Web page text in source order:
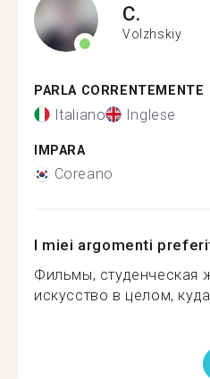
C.
Volzhskiy
PARLA CORRENTEMENTE
Italiano Inglese
IMPARA
Coreano
I miei argomenti
Фильмы, студенческая
искусство в целом,